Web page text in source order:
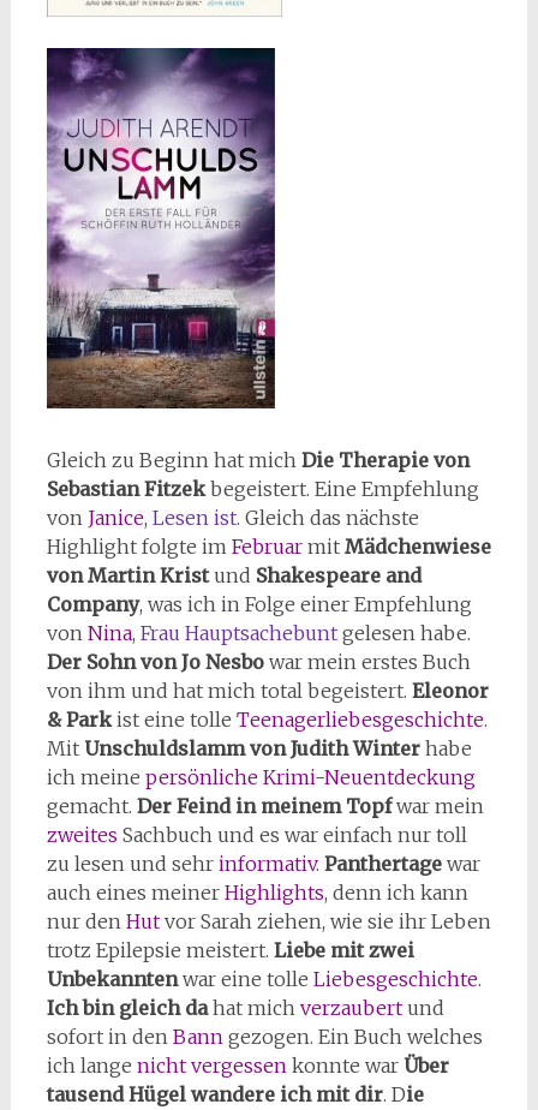
Gleich zu Beginn hat mich Die Therapie von
Sebastian Fitzekbegeistert. Eine Empfehlung
von Janice, Lesen ist. Gleich das nächste
Highlight folgte im Februarmit Mädchenwiese
von Martin Kristund Shakespeare and
Company, was ich in Folge einer Empfehlung
von Nina, Frau Hauptsachebuntgelesen habe.
Der Sohn von Jo Nesbowar mein erstes Buch
von ihm und hat mich total begeistert. Eleonor
& Parkist eine tolle Teenagerliebesgeschichte.
Mit Unschuldslamm von Judith Winterhabe
ich meine persönliche Krimi-Neuentdeckung
gemacht. Der Feind in meinem Topfwar mein
zweites Sachbuch und es war einfach nur toll
zu lesen und sehr informativ. Panthertagewar
auch eines meiner Highlights, denn ich kann
nur den Hutvor Sarah ziehen, wie sie ihr Leben
trotz Epilepsie meistert. Liebe mit zwei
Unbekanntenwar eine tolle Liebesgeschichte.
Ich bin gleich dahat mich verzaubertund
sofort in den Banngezogen. Ein Buch welches
ich lange nicht vergessenkonnte war Über
tausend Hügel wandere ich mit dir. Die